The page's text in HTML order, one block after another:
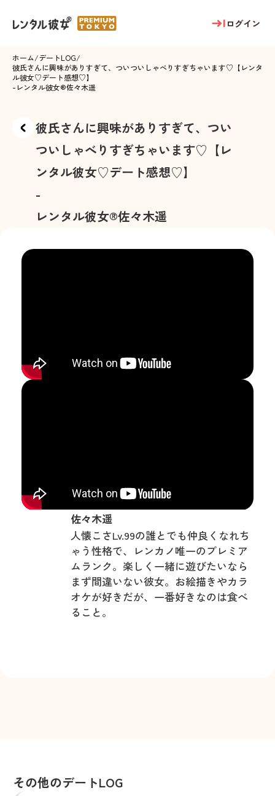
ログイン
ホーム/デートLOG/
彼氏さんに興味がありすぎて、ついついしゃべりすぎちゃいます♡【レンタ
ル彼女♡デート感想♡】
-レンタル彼女®佐々木遥
彼氏さんに興味がありすぎて、つい
ついしゃべりすぎちゃいます♡【レ
ンタル彼女♡デート感想♡】
-
レンタル彼女®佐々木遥
佐々木遥
人懐こさLv.99の誰とでも仲良くなれち
ゃう性格で、レンカノ唯一のプレミア
ムランク。楽しく一緒に遊びたいなら
まず間違いない彼女。お絵描きやカラ
オケが好きだが、一番好きなのは食べ
ること。
その他のデートLOG